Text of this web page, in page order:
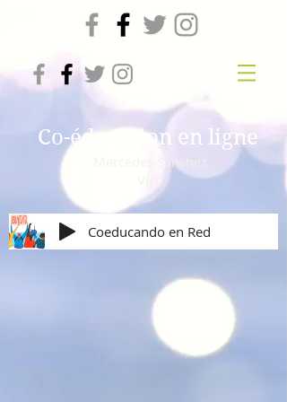
Co-éducation en ligne
Mercedes Sanchez
Coeducando en Red